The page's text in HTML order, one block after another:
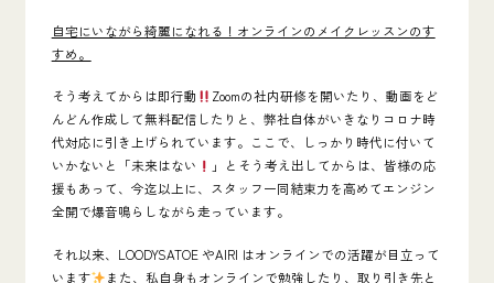
自宅にいながら綺麗になれる！オンラインのメイクレッスンのす
すめ。
そう考えてからは即行動
Zoomの社内研修を開いたり、動画をど
んどん作成して無料配信したりと、弊社自体がいきなりコロナ時
代対応に引き上げられています。ここで、しっかり時代に付いて
いかないと「未来はない
」とそう考え出してからは、皆様の応
援もあって、今迄以上に、スタッフ一同結束力を高めてエンジン
全開で爆音鳴らしながら走っています。
それ以来、LOODYSATOEやAIRI はオンラインでの活躍が目立って
います
また、私自身もオンラインで勉強したり、取り引き先と